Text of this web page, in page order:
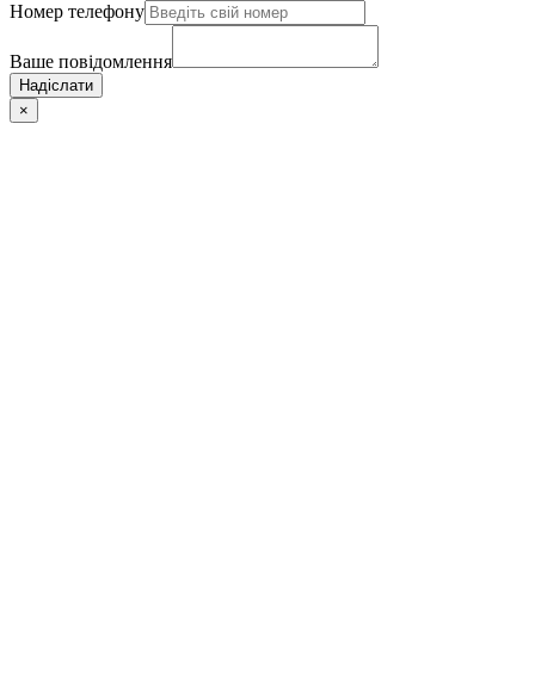
Номер телефону
Ваше повідомлення
Надіслати
×